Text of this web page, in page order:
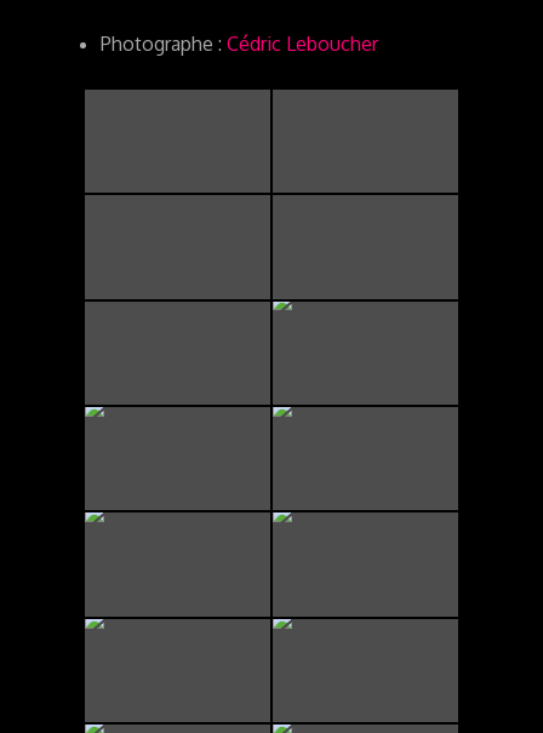
Photographe :Cédric Leboucher